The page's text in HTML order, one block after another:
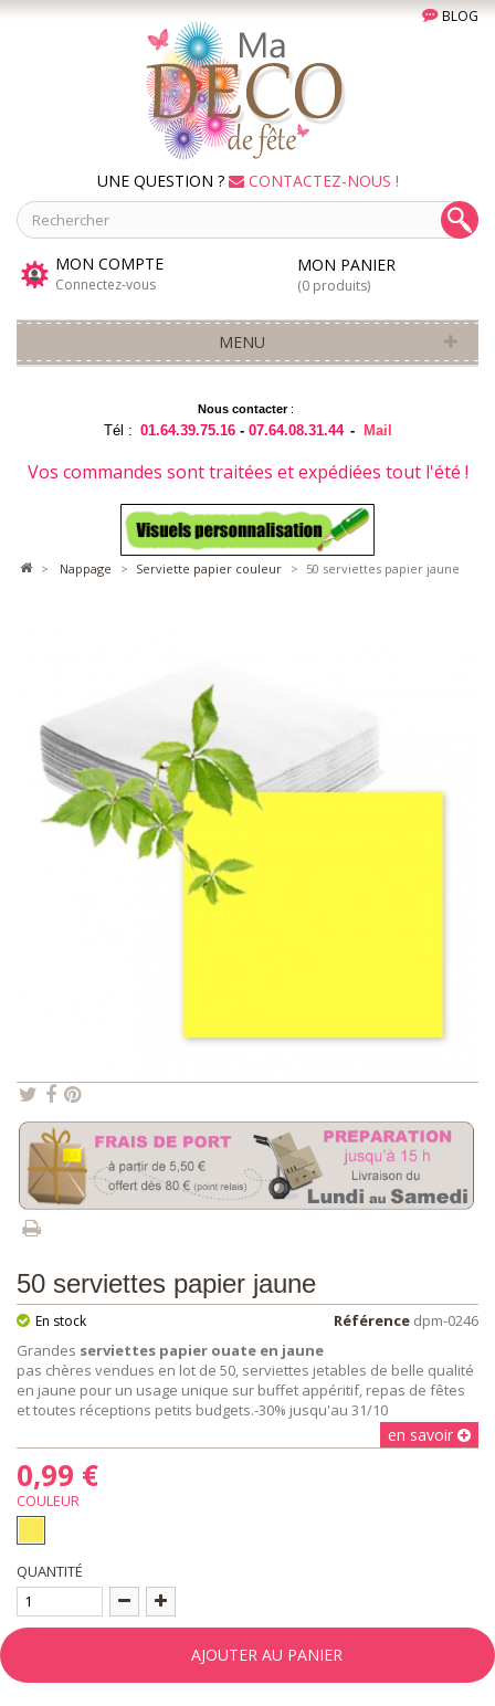
BLOG
UNE QUESTION ? CONTACTEZ-NOUS !
MON COMPTE
Connectez-vous
MON PANIER
(0 produits)
MENU
Nous contacter:
Tél : 01.64.39.75.16 -07.64.08.31.44 - Mail
Vos commandes sont traitées et expédiées tout l'été !
> nappage > serviette papier couleur > 50 serviettes papier jaune
50 serviettes papier jaune
Référence dpm-0246
En stock
Grandes serviettes papier ouate en jaune
pas chères vendues en lot de 50, serviettes jetables de belle qualité
en jaune pour un usage unique sur buffet appéritif, repas de fêtes
et toutes réceptions petits budgets.-30% jusqu'au 31/10
en savoir
0,99 €
QUANTITÉ
AJOUTER AU PANIER